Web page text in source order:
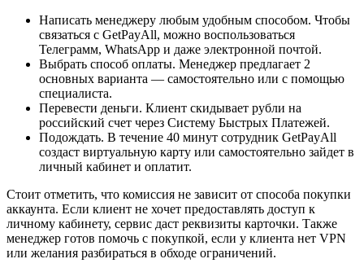
Написать менеджеру любым удобным способом. Чтобы
связаться с GetPayAll, можно воспользоваться
Телеграмм, WhatsApp и даже электронной почтой.
Выбрать способ оплаты. Менеджер предлагает 2
основных варианта — самостоятельно или с помощью
специалиста.
Перевести деньги. Клиент скидывает рубли на
российский счет через Систему Быстрых Платежей.
Подождать. В течение 40 минут сотрудник GetPayAll
создаст виртуальную карту или самостоятельно зайдет в
личный кабинет и оплатит.
Стоит отметить, что комиссия не зависит от способа покупки
аккаунта. Если клиент не хочет предоставлять доступ к
личному кабинету, сервис даст реквизиты карточки. Также
менеджер готов помочь с покупкой, если у клиента нет VPN
или желания разбираться в обходе ограничений.